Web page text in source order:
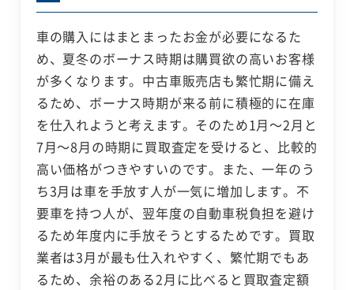
車の購入にはまとまったお金が必要になるた
め、夏冬のボーナス時期は購買欲の高いお客様
が多くなります。中古車販売店も繁忙期に備え
るため、ボーナス時期が来る前に積極的に在庫
を仕入れようと考えます。そのため1月～2月と
7月～8月の時期に買取査定を受けると、比較的
高い価格がつきやすいのです。また、一年のう
ち3月は車を手放す人が一気に増加します。不
要車を持つ人が、翌年度の自動車税負担を避け
るため年度内に手放そうとするためです。買取
業者は3月が最も仕入れやすく、繁忙期でもあ
るため、余裕のある2月に比べると買取査定額